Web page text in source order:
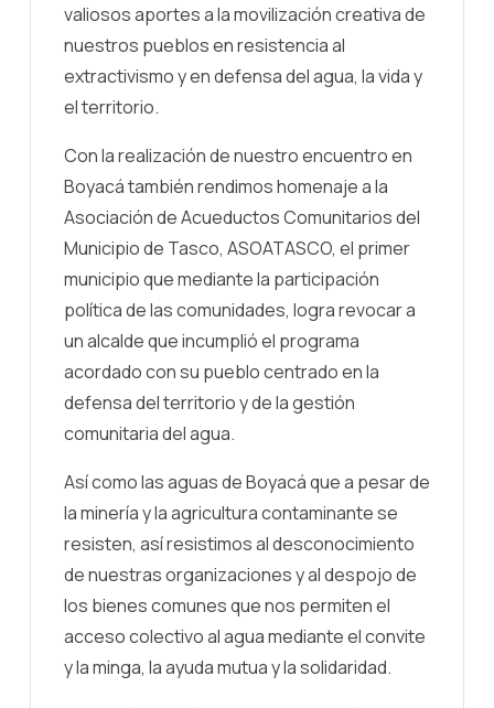
valiosos aportes a la movilización creativa de
nuestros pueblos en resistencia al
extractivismo y en defensa del agua, la vida y
el territorio.
Con la realización de nuestro encuentro en
Boyacá también rendimos homenaje a la
Asociación de Acueductos Comunitarios del
Municipio de Tasco, ASOATASCO, el primer
municipio que mediante la participación
política de las comunidades, logra revocar a
un alcalde que incumplió el programa
acordado con su pueblo centrado en la
defensa del territorio y de la gestión
comunitaria del agua.
Así como las aguas de Boyacá que a pesar de
la minería y la agricultura contaminante se
resisten, así resistimos al desconocimiento
de nuestras organizaciones y al despojo de
los bienes comunes que nos permiten el
acceso colectivo al agua mediante el convite
y la minga, la ayuda mutua y la solidaridad.